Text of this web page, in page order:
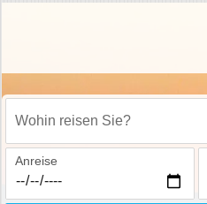
Wohin reisen Sie?
Anreise